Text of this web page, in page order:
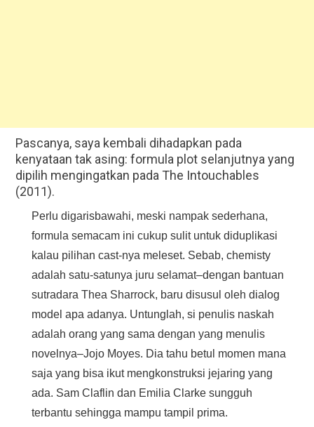
Pascanya, saya kembali dihadapkan pada
kenyataan tak asing: formula plot selanjutnya yang
dipilih mengingatkan pada The Intouchables
(2011).
Perlu digarisbawahi, meski nampak sederhana,
formula semacam ini cukup sulit untuk diduplikasi
kalau pilihan cast-nya meleset. Sebab, chemisty
adalah satu-satunya juru selamat–dengan bantuan
sutradara Thea Sharrock, baru disusul oleh dialog
model apa adanya. Untunglah, si penulis naskah
adalah orang yang sama dengan yang menulis
novelnya–Jojo Moyes. Dia tahu betul momen mana
saja yang bisa ikut mengkonstruksi jejaring yang
ada. Sam Claflin dan Emilia Clarke sungguh
terbantu sehingga mampu tampil prima.